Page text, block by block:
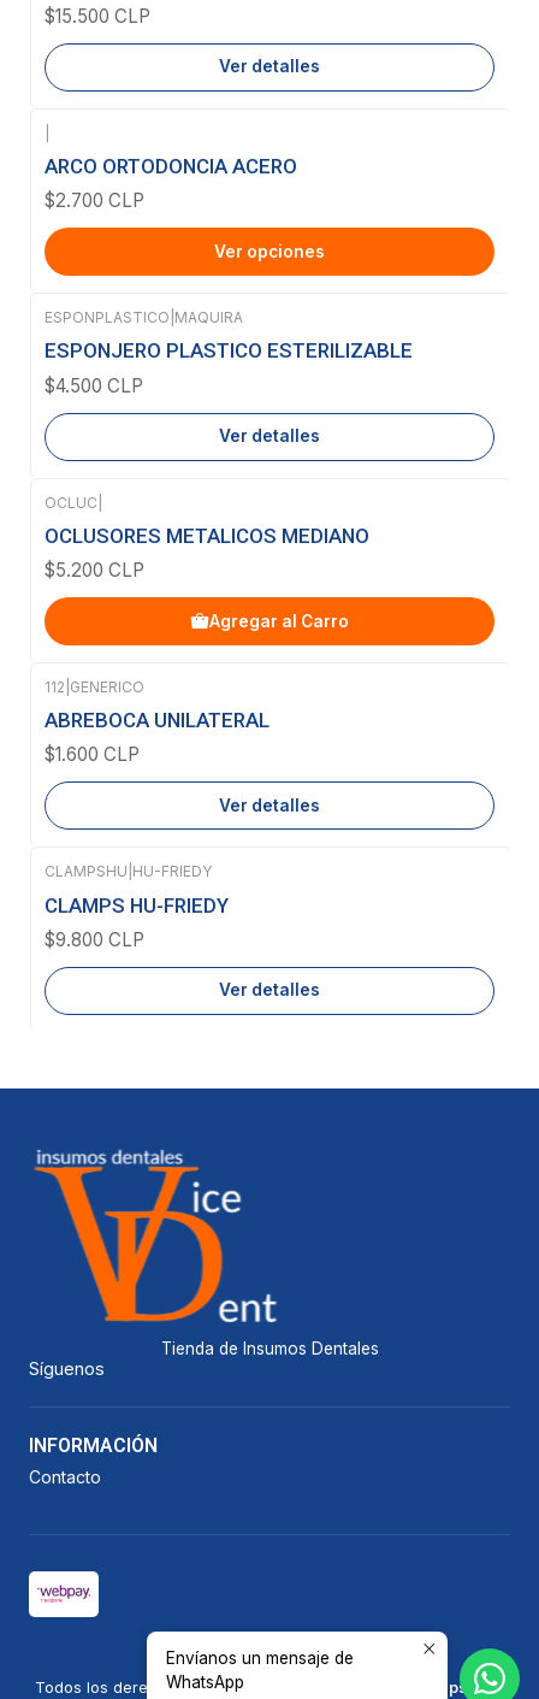
$15.500 CLP
Ver detalles
ARCO ORTODONCIA ACERO
$2.700 CLP
Ver opciones
Agotado
ESPONPLASTICO MAQUIRA
ESPONJERO PLASTICO ESTERILIZABLE
$4.500 CLP
Ver detalles
OCLUC
OCLUSORES METALICOS MEDIANO
$5.200 CLP
Agregar al Carro
Agotado
112 GENERICO
ABREBOCA UNILATERAL
$1.600 CLP
Ver detalles
Agotado
CLAMPSHU HU-FRIEDY
CLAMPS HU-FRIEDY
$9.800 CLP
Ver detalles
Tienda de Insumos Dentales
Síguenos
INFORMACIÓN
Contacto
2026 Vicedent.
Todos los derechos reservados.
Desarrollado por Jumpseller.
Envíanos un mensaje de
WhatsApp